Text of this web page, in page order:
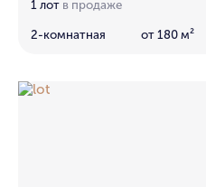
1 лот в продаже
2-комнатная от 180 м²